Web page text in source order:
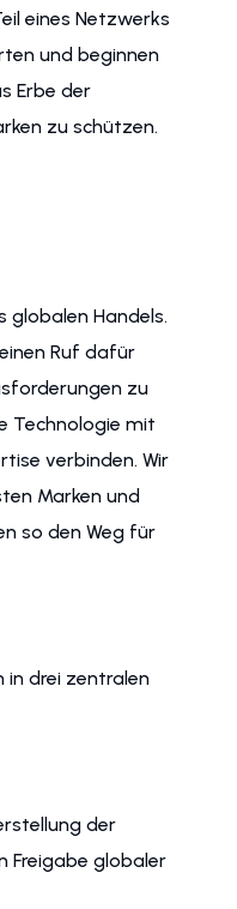
eines Netzwerks
und beginnen
Erbe der
zu schützen.
globalen Handels.
Ruf dafür
zu
Technologie mit
verbinden. Wir
Marken und
so den Weg für
in drei zentralen
der
Freigabe globaler